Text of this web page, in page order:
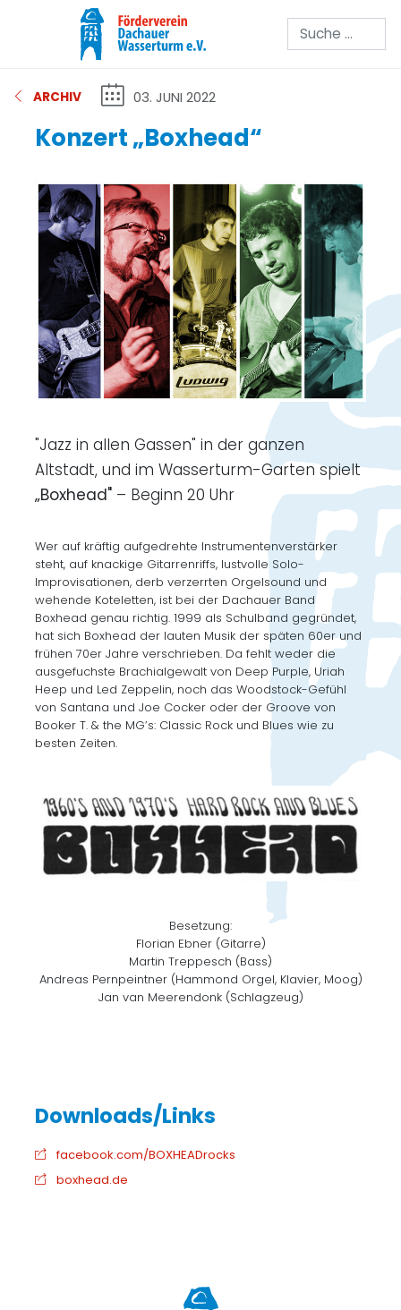
Suchen
ARCHIV 03. JUNI 2022
Konzert „Boxhead“
"Jazz in allen Gassen" in der ganzen
Altstadt, und im Wasserturm-Garten spielt
„Boxhead" – Beginn 20 Uhr
Wer auf kräftig aufgedrehte Instrumentenverstärker
steht, auf knackige Gitarrenriffs, lustvolle Solo-
Improvisationen, derb verzerrten Orgelsound und
wehende Koteletten, ist bei der Dachauer Band
Boxhead genau richtig. 1999 als Schulband gegründet,
hat sich Boxhead der lauten Musik der späten 60er und
frühen 70er Jahre verschrieben. Da fehlt weder die
ausgefuchste Brachialgewalt von Deep Purple, Uriah
Heep und Led Zeppelin, noch das Woodstock-Gefühl
von Santana und Joe Cocker oder der Groove von
Booker T. & the MG’s: Classic Rock und Blues wie zu
besten Zeiten.
Besetzung:
Florian Ebner (Gitarre)
Martin Treppesch (Bass)
Andreas Pernpeintner (Hammond Orgel, Klavier, Moog)
Jan van Meerendonk (Schlagzeug)
facebook.com/BOXHEADrocks
boxhead.de